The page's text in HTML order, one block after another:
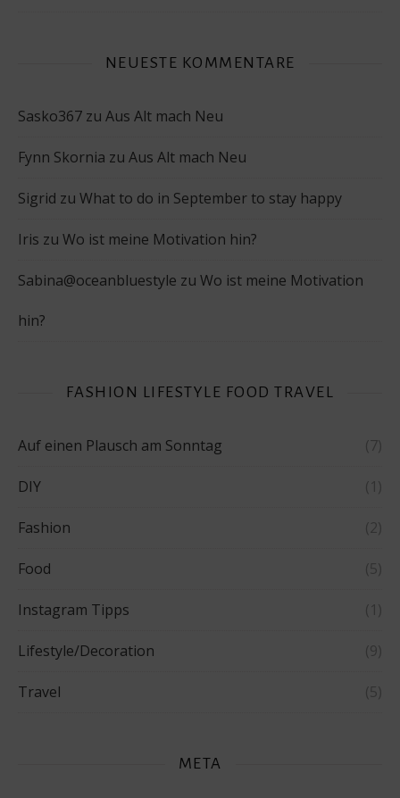
NEUESTE KOMMENTARE
Sasko367 zu Aus Alt mach Neu
Fynn Skornia zu Aus Alt mach Neu
Sigrid zu What to do in September to stay happy
Iris zu Wo ist meine Motivation hin?
Sabina@oceanbluestyle zu Wo ist meine Motivation
hin?
FASHION LIFESTYLE FOOD TRAVEL
Auf einen Plausch am Sonntag (7)
DIY (1)
Fashion (2)
Food (5)
Instagram Tipps (1)
Lifestyle/Decoration (9)
Travel (5)
META